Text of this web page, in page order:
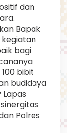
dan
Bapak
kegiatan
bagi
bibit
budidaya
Polres